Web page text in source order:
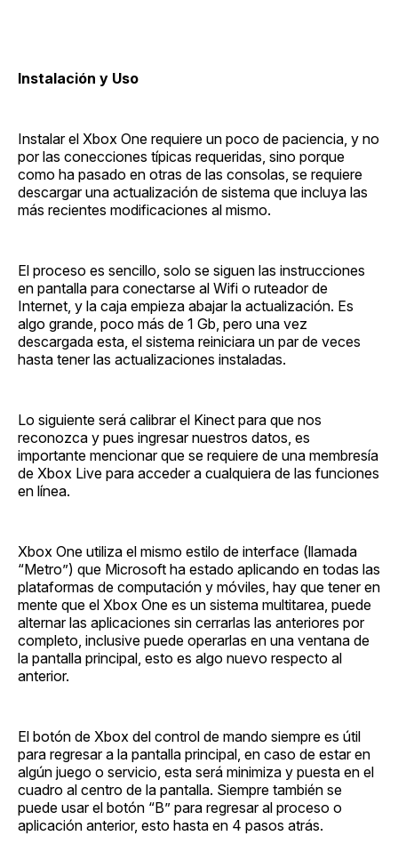
Instalación y Uso
Instalar el Xbox One requiere un poco de paciencia, y no
por las conecciones típicas requeridas, sino porque
como ha pasado en otras de las consolas, se requiere
descargar una actualización de sistema que incluya las
más recientes modificaciones al mismo.
El proceso es sencillo, solo se siguen las instrucciones
en pantalla para conectarse al Wifi o ruteador de
Internet, y la caja empieza abajar la actualización. Es
algo grande, poco más de 1 Gb, pero una vez
descargada esta, el sistema reiniciara un par de veces
hasta tener las actualizaciones instaladas.
Lo siguiente será calibrar el Kinect para que nos
reconozca y pues ingresar nuestros datos, es
importante mencionar que se requiere de una membresía
de Xbox Live para acceder a cualquiera de las funciones
en línea.
Xbox One utiliza el mismo estilo de interface (llamada
“Metro”) que Microsoft ha estado aplicando en todas las
plataformas de computación y móviles, hay que tener en
mente que el Xbox One es un sistema multitarea, puede
alternar las aplicaciones sin cerrarlas las anteriores por
completo, inclusive puede operarlas en una ventana de
la pantalla principal, esto es algo nuevo respecto al
anterior.
El botón de Xbox del control de mando siempre es útil
para regresar a la pantalla principal, en caso de estar en
algún juego o servicio, esta será minimiza y puesta en el
cuadro al centro de la pantalla. Siempre también se
puede usar el botón “B” para regresar al proceso o
aplicación anterior, esto hasta en 4 pasos atrás.